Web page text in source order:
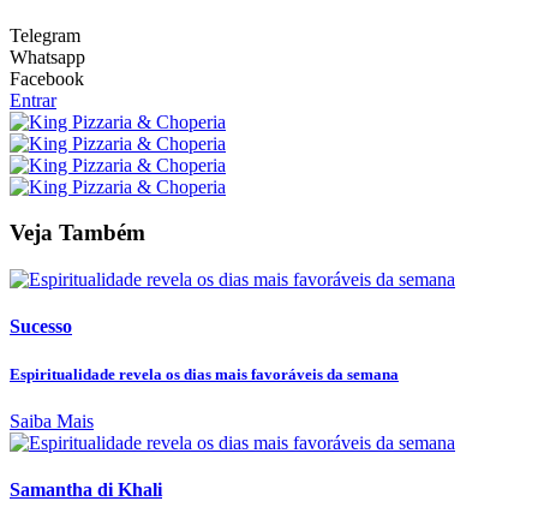
Telegram
Whatsapp
Facebook
Entrar
Veja Também
Sucesso
Espiritualidade revela os dias mais favoráveis da semana
Saiba Mais
Samantha di Khali